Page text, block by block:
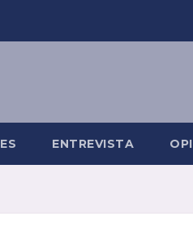
ENTREVISTA